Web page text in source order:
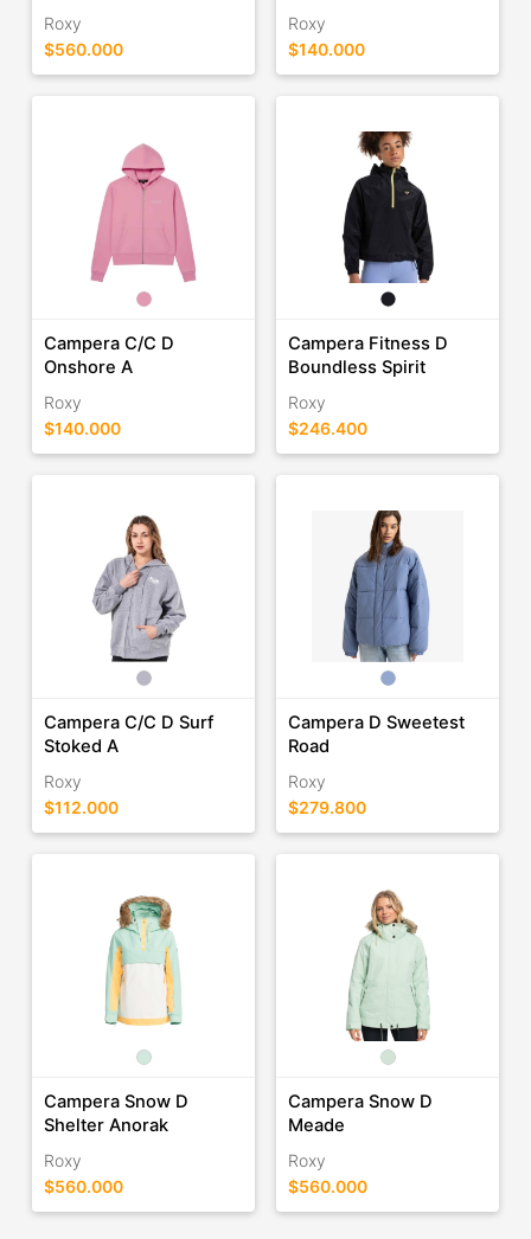
Roxy
$560.000
Roxy
$140.000
Campera C/C D
Onshore A
Roxy
$140.000
Campera Fitness D
Boundless Spirit
Roxy
$246.400
Campera C/C D Surf
Stoked A
Roxy
$112.000
Campera D Sweetest
Road
Roxy
$279.800
Campera Snow D
Shelter Anorak
Roxy
$560.000
Campera Snow D
Meade
Roxy
$560.000